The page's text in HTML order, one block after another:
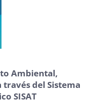
Ambiental,
del Sistema
SISAT